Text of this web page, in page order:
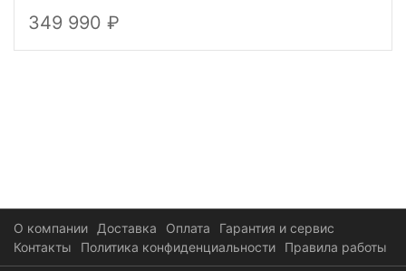
349 990
О компании Доставка Оплата
Гарантия и сервис
Контакты
Политика конфиденциальности Правила работы